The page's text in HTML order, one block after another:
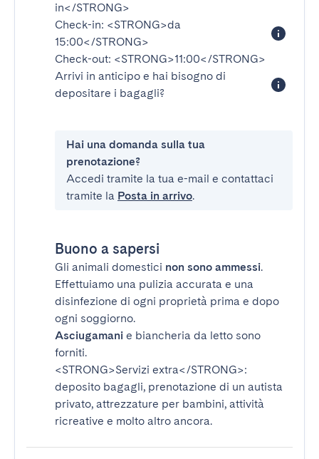
in</STRONG>
Check-in: <STRONG>da
15:00</STRONG>
Check-out: <STRONG>11:00</STRONG>
Arrivi in anticipo e hai bisogno di
depositare i bagagli?
Hai una domanda sulla tua
prenotazione?
Accedi tramite la tua e-mail e contattaci
tramite la Posta in arrivo.
Buono a sapersi
Gli animali domestici non sono ammessi.
Effettuiamo una pulizia accurata e una
disinfezione di ogni proprietà prima e dopo
ogni soggiorno.
Asciugamani e biancheria da letto sono
forniti.
<STRONG>Servizi extra</STRONG>:
deposito bagagli, prenotazione di un autista
privato, attrezzature per bambini, attività
ricreative e molto altro ancora.